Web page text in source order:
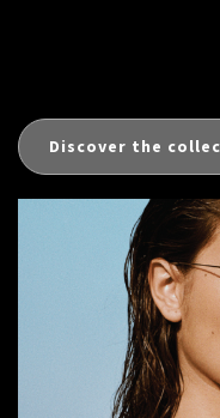
Discover the